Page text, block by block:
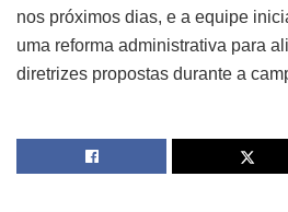
nos próximos dias, e a equipe
uma reforma administrativa para
diretrizes propostas durante a